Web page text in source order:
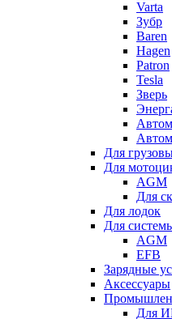
Varta
Зубр
Baren
Hagen
Patron
Tesla
Зверь
Для
Для
AGM
Для
Для лодок
Для
AGM
EFB
Зарядные
Аксессуары
Для